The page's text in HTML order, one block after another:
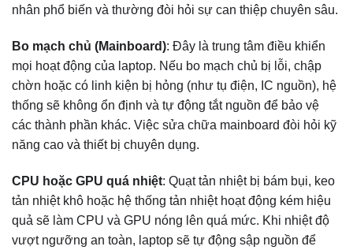
nhân phổ biến và thường đòi hỏi sự can thiệp chuyên sâu.
Bo mạch chủ (Mainboard): Đây là trung tâm điều khiển
mọi hoạt động của laptop. Nếu bo mạch chủ bị lỗi, chập
chờn hoặc có linh kiện bị hỏng (như tụ điện, IC nguồn), hệ
thống sẽ không ổn định và tự động tắt nguồn để bảo vệ
các thành phần khác. Việc sửa chữa mainboard đòi hỏi kỹ
năng cao và thiết bị chuyên dụng.
CPU hoặc GPU quá nhiệt: Quạt tản nhiệt bị bám bụi, keo
tản nhiệt khô hoặc hệ thống tản nhiệt hoạt động kém hiệu
quả sẽ làm CPU và GPU nóng lên quá mức. Khi nhiệt độ
vượt ngưỡng an toàn, laptop sẽ tự động sập nguồn để